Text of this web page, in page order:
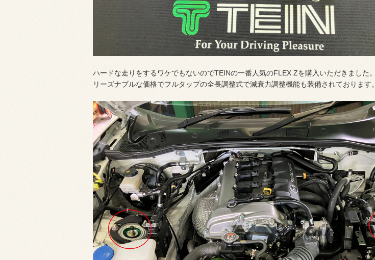
ハードな走りをするワケでもないのでTEINの一番人気のFLEX Zを購入いただきました。
リーズナブルな価格でフルタップの全長調整式で減衰力調整機能も装備されております。